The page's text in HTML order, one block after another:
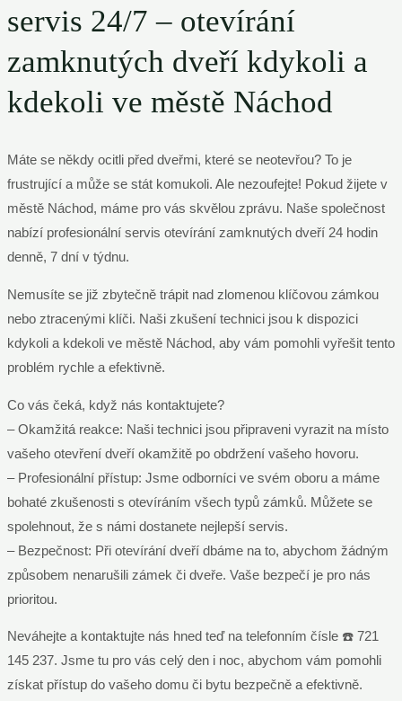
servis 24/7 – otevírání
zamknutých dveří kdykoli a
kdekoli ve městě Náchod
Máte se někdy ocitli před dveřmi, které se neotevřou? To je
frustrující a může se stát komukoli. Ale nezoufejte! Pokud žijete v
městě Náchod, máme pro vás skvělou zprávu. Naše společnost
nabízí profesionální servis otevírání zamknutých dveří 24 hodin
denně, 7 dní v týdnu.
Nemusíte se již zbytečně trápit nad zlomenou klíčovou zámkou
nebo ztracenými klíči. Naši zkušení technici jsou k dispozici
kdykoli a kdekoli ve městě Náchod, aby vám pomohli vyřešit tento
problém rychle a efektivně.
Co vás čeká, když nás kontaktujete?
– Okamžitá reakce: Naši technici jsou připraveni vyrazit na místo
vašeho otevření dveří okamžitě po obdržení vašeho hovoru.
– Profesionální přístup: Jsme odborníci ve svém oboru a máme
bohaté zkušenosti s otevíráním všech typů zámků. Můžete se
spolehnout, že s námi dostanete nejlepší servis.
– Bezpečnost: Při otevírání dveří dbáme na to, abychom žádným
způsobem nenarušili zámek či dveře. Vaše bezpečí je pro nás
prioritou.
Neváhejte a kontaktujte nás hned teď na telefonním čísle ☎️ 721
145 237. Jsme tu pro vás celý den i noc, abychom vám pomohli
získat přístup do vašeho domu či bytu bezpečně a efektivně.